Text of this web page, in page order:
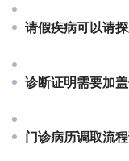
请假疾病可以请
诊断证明需要加
门诊病历调取流